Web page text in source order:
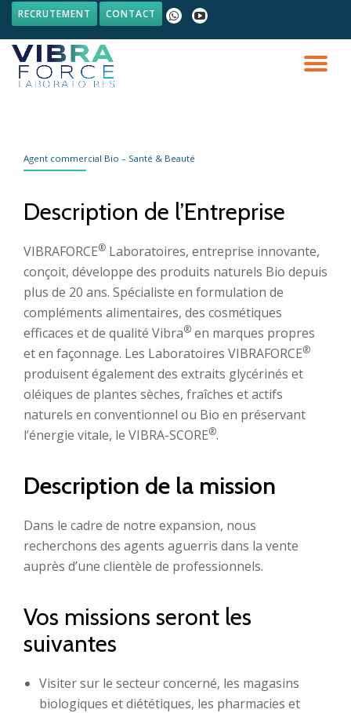
Aller
contenu
RECRUTEMENT CONTACT
fa-
fa-
Agent commercial Bio – Santé & Beauté
Description de l’Entreprise
VIBRAFORCE® Laboratoires, entreprise innovante,
conçoit, développe des produits naturels Bio depuis
plus de 20 ans. Spécialiste en formulation de
compléments alimentaires, des cosmétiques
efficaces et de qualité Vibra® en marques propres
et en façonnage. Les Laboratoires VIBRAFORCE®
produisent également des extraits glycérinés et
oléiques de plantes sèches, fraîches et actifs
naturels en conventionnel ou Bio en préservant
l’énergie vitale, le VIBRA-SCORE®.
Description de la mission
Dans le cadre de notre expansion, nous
recherchons des agents aguerris dans la vente
auprès d’une clientèle de professionnels.
Vos missions seront les
suivantes
Visiter sur le secteur concerné, les magasins
biologiques et diététiques, les pharmacies et